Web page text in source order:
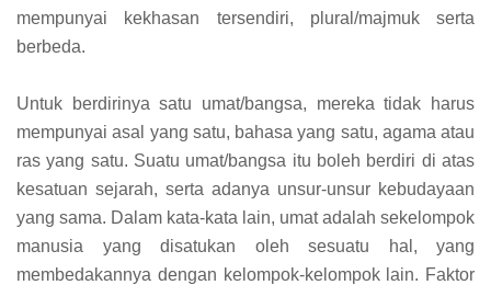
mempunyai kekhasan tersendiri, plural/majmuk serta
berbeda.
Untuk berdirinya satu umat/bangsa, mereka tidak harus
mempunyai asal yang satu, bahasa yang satu, agama atau
ras yang satu. Suatu umat/bangsa itu boleh berdiri di atas
kesatuan sejarah, serta adanya unsur-unsur kebudayaan
yang sama. Dalam kata-kata lain, umat adalah sekelompok
manusia yang disatukan oleh sesuatu hal, yang
membedakannya dengan kelompok-kelompok lain. Faktor